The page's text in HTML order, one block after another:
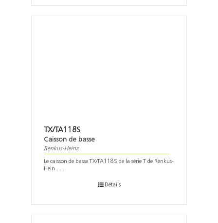
TX/TA118S
Caisson de basse
Renkus-Heinz
Le caisson de basse TX/TA118S de la série T de Renkus-
Hein . . .
Détails